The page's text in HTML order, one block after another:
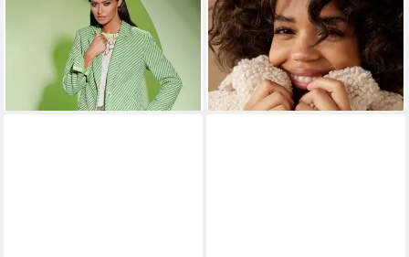
99,00 €
Kurzmantel in Plüsch-Optik
80,99 €
UVP89,99 €
-10%